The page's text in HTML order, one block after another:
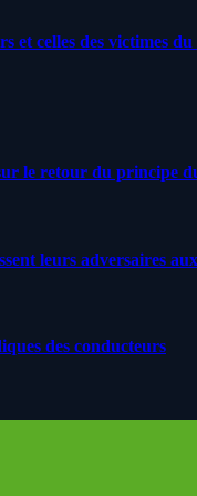
et celles des victimes
le retour du principe
leurs adversaires
des conducteurs